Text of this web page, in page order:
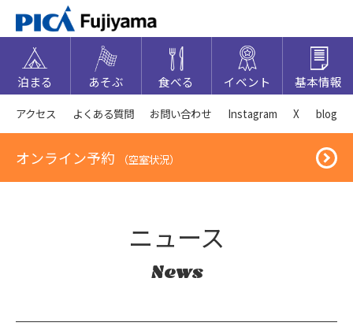
泊まる あそぶ 食べる イベント 基本情報
アクセス よくある質問 お問い合わせ Instagram X blog
オンライン予約 （空室状況）
ニュース
News